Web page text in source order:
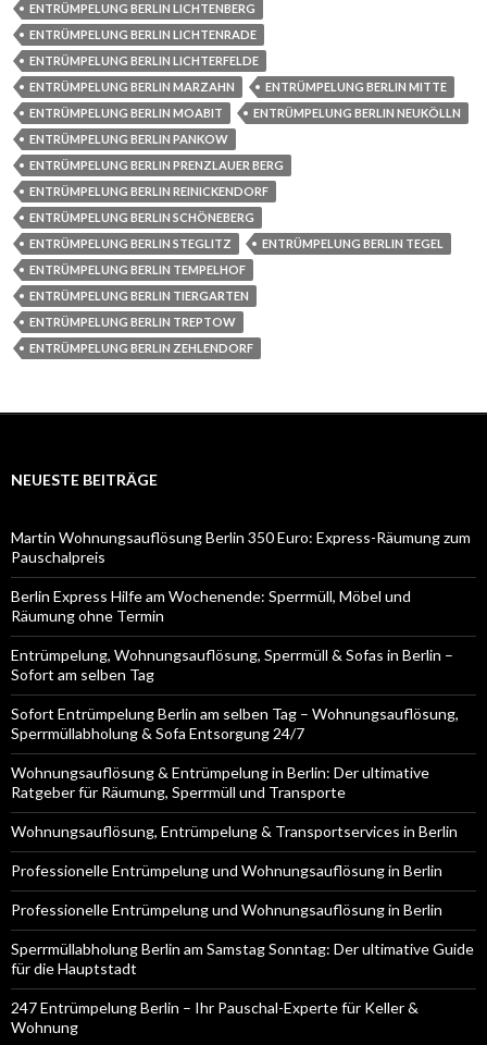
ENTRÜMPELUNG BERLIN LICHTENBERG
ENTRÜMPELUNG BERLIN LICHTENRADE
ENTRÜMPELUNG BERLIN LICHTERFELDE
ENTRÜMPELUNG BERLIN MARZAHN
ENTRÜMPELUNG BERLIN MITTE
ENTRÜMPELUNG BERLIN MOABIT
ENTRÜMPELUNG BERLIN NEUKÖLLN
ENTRÜMPELUNG BERLIN PANKOW
ENTRÜMPELUNG BERLIN PRENZLAUER BERG
ENTRÜMPELUNG BERLIN REINICKENDORF
ENTRÜMPELUNG BERLIN SCHÖNEBERG
ENTRÜMPELUNG BERLIN STEGLITZ
ENTRÜMPELUNG BERLIN TEGEL
ENTRÜMPELUNG BERLIN TEMPELHOF
ENTRÜMPELUNG BERLIN TIERGARTEN
ENTRÜMPELUNG BERLIN TREPTOW
ENTRÜMPELUNG BERLIN ZEHLENDORF
NEUESTE BEITRÄGE
Martin Wohnungsauflösung Berlin 350 Euro: Express-Räumung zum
Pauschalpreis
Berlin Express Hilfe am Wochenende: Sperrmüll, Möbel und
Räumung ohne Termin
Entrümpelung, Wohnungsauflösung, Sperrmüll & Sofas in Berlin –
Sofort am selben Tag
Sofort Entrümpelung Berlin am selben Tag – Wohnungsauflösung,
Sperrmüllabholung & Sofa Entsorgung 24/7
Wohnungsauflösung & Entrümpelung in Berlin: Der ultimative
Ratgeber für Räumung, Sperrmüll und Transporte
Wohnungsauflösung, Entrümpelung & Transportservices in Berlin
Professionelle Entrümpelung und Wohnungsauflösung in Berlin
Professionelle Entrümpelung und Wohnungsauflösung in Berlin
Sperrmüllabholung Berlin am Samstag Sonntag: Der ultimative Guide
für die Hauptstadt
247 Entrümpelung Berlin – Ihr Pauschal-Experte für Keller &
Wohnung